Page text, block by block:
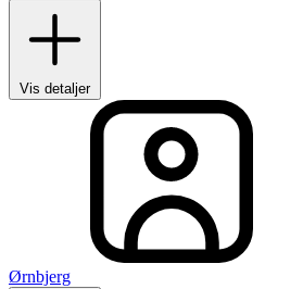
Vis detaljer
Ørnbjerg